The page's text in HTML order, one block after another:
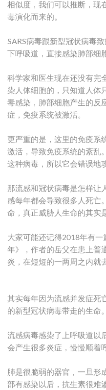
相似度，我们可以推断，现
毒演化而来的。
SARS病毒跟新型冠状病毒
下呼吸道，直接感染肺部细
科学家和医生现在还没有完
染人体细胞的，只知道人体
毒感染，肺部细胞产生的
症，免疫系统被激活。
更严重的是，这里的免疫系
激活，导致免疫系统的紊乱
这种病毒，所以它会错误地
那流感和冠状病毒是怎样让
感每年都会导致很多人死亡
命，真正威胁人生命的其实
大家可能还记得2018年有
年》，作者的岳父在患上普
炎，在短短的一两周之内就
其实每年因为流感并发症死
的新型冠状病毒带走的生命。
流感病毒感染了上呼吸道以
会产生很多炎症，慢慢顺着
肺是很脆弱的器官，一旦形
部有感染以后，抗生素很难